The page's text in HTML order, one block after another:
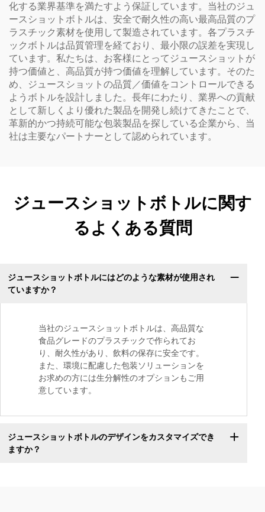
化する業界基準を満たすよう保証しています。当社のジュ
ースショットボトルは、安全で耐久性の高い最高品質のプ
ラスチック素材を使用して製造されています。各プラスチ
ックボトルは品質管理を経ており、最小限の誤差を実現し
ています。私たちは、お客様にとってジュースショットが
持つ価値と、高品質が持つ価値を理解しています。そのた
め、ジュースショットの品質／価値をコントロールできる
ようボトルを設計しました。長年にわたり、業界への貢献
として新しくより優れた製品を開発し続けてきたことで、
革新的かつ持続可能な包装製品を探している企業から、当
社は主要なパートナーとして認められています。
ジュースショットボトルに関す
るよくある質問
ジュースショットボトルにはどのような素材が使用され
ていますか？
当社のジュースショットボトルは、高品質な
食品グレードのプラスチックで作られてお
り、耐久性があり、飲料の保存に安全です。
また、環境に配慮した包装ソリューションを
お求めの方には生分解性のオプションもご用
意しています。
ジュースショットボトルのデザインをカスタマイズでき
ますか？